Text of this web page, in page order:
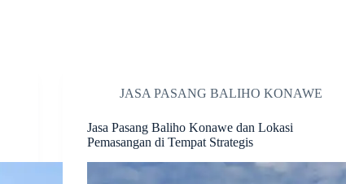
JASA PASANG BALIHO KONAWE
Jasa Pasang Baliho Konawe dan Lokasi
Pemasangan di Tempat Strategis